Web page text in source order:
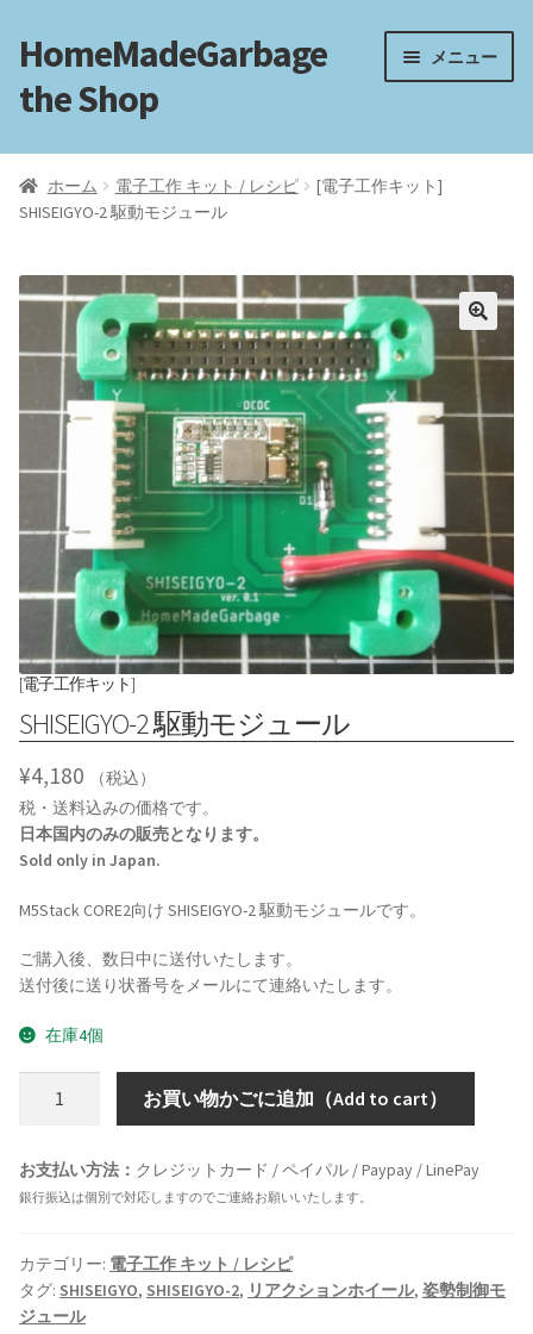
ナ
ビ
ゲ
ョ
ン
ス
コ
ン
テ
へ
ス
ッ
HomeMadeGarbage
the Shop
メニュー
ホーム
電子工作
フリートラック
フリーBGM
ブログ
ホーム 電子工作 キット / レシピ
[電子工作キット]
SHISEIGYO-2 駆動モジュール
[電子工作キット]
SHISEIGYO-2 駆動モジュール
¥4,180
（税込）
税・送料込みの価格です。
日本国内のみの販売となります。
Sold only in Japan.
M5Stack CORE2向け SHISEIGYO-2 駆動モジュールです。
ご購入後、数日中に送付いたします。
送付後に送り状番号をメールにて連絡いたします。
在庫4個
作
キ
ト]
SHISEIGYO-
2
お買い物かごに追加（Add to cart）
お支払い方法： クレジットカード / ペイパル / Paypay / LinePay
銀行振込は個別で対応しますのでご連絡お願いいたします。
カテゴリー: 電子工作 キット / レシピ
タグ: SHISEIGYO, SHISEIGYO-2, リアクションホイール, 姿勢制御モ
ジュール